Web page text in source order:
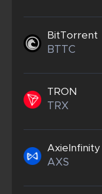
BitTorrent
BTTC
TRON
TRX
AxieInfinity
AXS